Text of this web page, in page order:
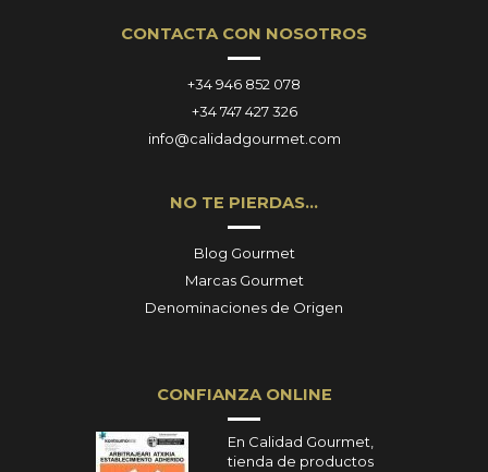
CONTACTA CON NOSOTROS
+34 946 852 078
+34 747 427 326
info@calidadgourmet.com
NO TE PIERDAS…
Blog Gourmet
Marcas Gourmet
Denominaciones de Origen
CONFIANZA ONLINE
En Calidad Gourmet,
tienda de productos